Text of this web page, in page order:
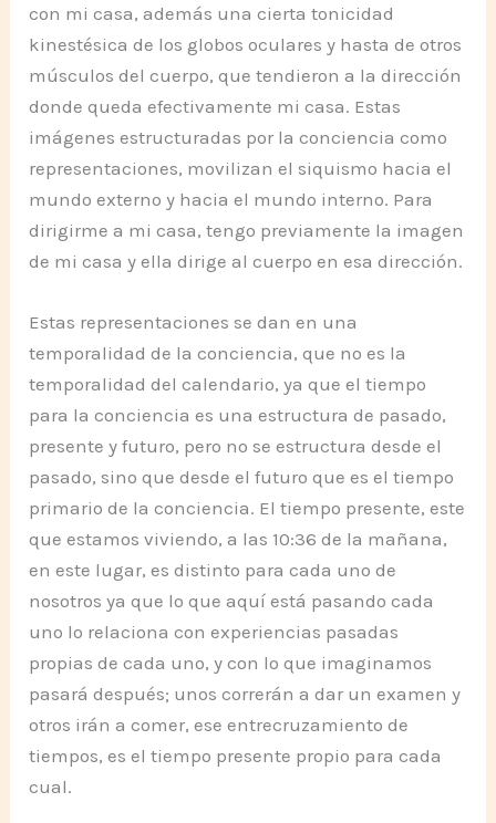
con mi casa, además una cierta tonicidad
kinestésica de los globos oculares y hasta de otros
músculos del cuerpo, que tendieron a la dirección
donde queda efectivamente mi casa. Estas
imágenes estructuradas por la conciencia como
representaciones, movilizan el siquismo hacia el
mundo externo y hacia el mundo interno. Para
dirigirme a mi casa, tengo previamente la imagen
de mi casa y ella dirige al cuerpo en esa dirección.
Estas representaciones se dan en una
temporalidad de la conciencia, que no es la
temporalidad del calendario, ya que el tiempo
para la conciencia es una estructura de pasado,
presente y futuro, pero no se estructura desde el
pasado, sino que desde el futuro que es el tiempo
primario de la conciencia. El tiempo presente, este
que estamos viviendo, a las 10:36 de la mañana,
en este lugar, es distinto para cada uno de
nosotros ya que lo que aquí está pasando cada
uno lo relaciona con experiencias pasadas
propias de cada uno, y con lo que imaginamos
pasará después; unos correrán a dar un examen y
otros irán a comer, ese entrecruzamiento de
tiempos, es el tiempo presente propio para cada
cual.